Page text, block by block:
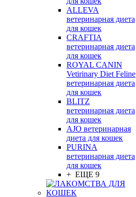
ALLEVA
ветеринарная диета
для кошек
CRAFTIA
ветеринарная диета
для кошек
ROYAL CANIN
Vetirinary Diet Feline
ветеринарная диета
для кошек
BLITZ
ветеринарная диета
для кошек
AJO ветеринарная
диета для кошек
PURINA
ветеринарная диета
для кошек
+ ЕЩЕ 9